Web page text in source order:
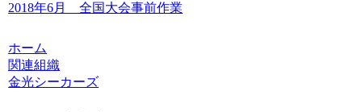
2018年6月 全国大会事前作業
ホーム
関連組織
金光シーカーズ